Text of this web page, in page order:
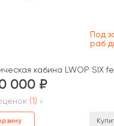
Под
раб
кабина LWOP SIX
000
(1)